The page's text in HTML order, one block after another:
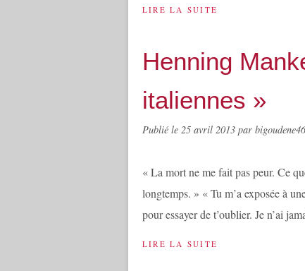
LIRE LA SUITE
Henning
italiennes »
Publié le 25 avril 2013 par bigoudene46
« La mort ne me fait pas peur. Ce
longtemps. » « Tu m’a exposée à
pour essayer de t’oublier. Je n’ai
LIRE LA SUITE